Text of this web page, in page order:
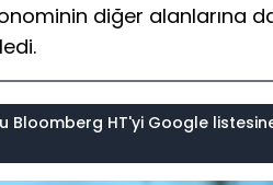
diğer alanlarına
Bloomberg HT'yi Google